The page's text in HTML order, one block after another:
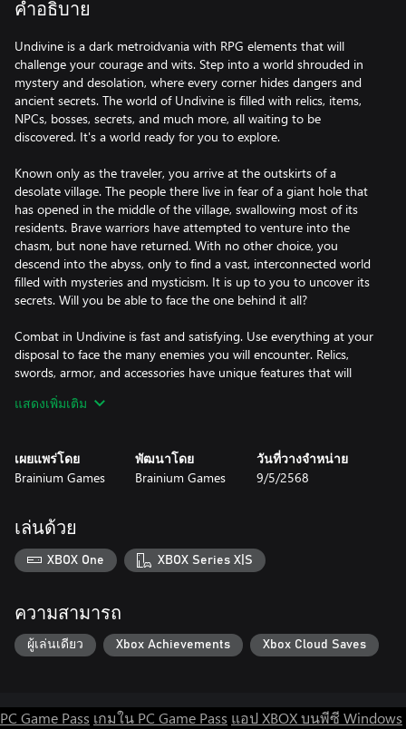
คำอธิบาย
Undivine is a dark metroidvania with RPG elements that will
challenge your courage and wits. Step into a world shrouded in
mystery and desolation, where every corner hides dangers and
ancient secrets. The world of Undivine is filled with relics, items,
NPCs, bosses, secrets, and much more, all waiting to be
discovered. It's a world ready for you to explore.
Known only as the traveler, you arrive at the outskirts of a
desolate village. The people there live in fear of a giant hole that
has opened in the middle of the village, swallowing most of its
residents. Brave warriors have attempted to venture into the
chasm, but none have returned. With no other choice, you
descend into the abyss, only to find a vast, interconnected world
filled with mysteries and mysticism. It is up to you to uncover its
secrets. Will you be able to face the one behind it all?
Combat in Undivine is fast and satisfying. Use everything at your
disposal to face the many enemies you will encounter. Relics,
swords, armor, and accessories have unique features that will
the powers of your Relics to execute combos and escape from
แสดงเพิ่มเติม
เผยแพร่โดย
Brainium Games
พัฒนาโดย
Brainium Games
วันที่วางจำหน่าย
9/5/2568
เล่นด้วย
XBOX One XBOX Series X|S
ความสามารถ
ผู้เล่นเดียว Xbox Achievements Xbox Cloud Saves
PC Game Pass เกมใน PC Game Pass แอป XBOX บนพีซี Windows